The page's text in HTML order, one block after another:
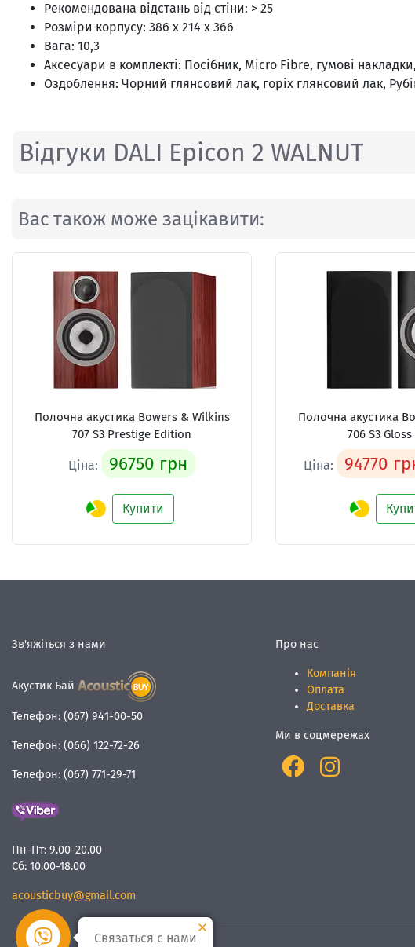
Рекомендована відстань від стіни: > 25
Розміри корпусу: 386 х 214 х 366
Вага: 10,3
Аксесуари в комплекті: Посібник, Micro Fibre, гумові
Оздоблення: Чорний глянсовий лак, горіх глянсовий лак,
Відгуки DALI Epicon 2 WALNUT
Вас також може зацікавити:
Полочна акустика Bowers & Wilkins
707 S3 Prestige Edition
Ціна: 96750 грн
Купити
Полочна акустика
706 S3
Ціна: 94770
Зв'яжіться з нами
Акустик Бай
Телефон: (067) 941-00-50
Телефон: (066) 122-72-26
Телефон: (067) 771-29-71
Пн-Пт: 9.00-20.00
Сб: 10.00-18.00
acousticbuy@gmail.com
Про нас
Компанія
Оплата
Доставка
Ми в соцмережах
Связаться с нами